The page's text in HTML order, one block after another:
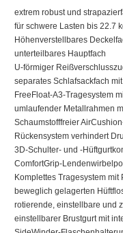
extrem robust und
für schwere Lasten bis 22.7
Höhenverstellbares
unterteilbares Hauptfach
U-förmiger
separates Schlafsackfach
FreeFloat-A3-Tragesystem
umlaufender Metallrahmen
Schaumstofffreier
Rückensystem verhindert
3D-Schulter- und -
ComfortGrip-
Komplettes Tragesystem
beweglich gelagerten
rotierende, einstellbare und
einstellbarer Brustgurt mit